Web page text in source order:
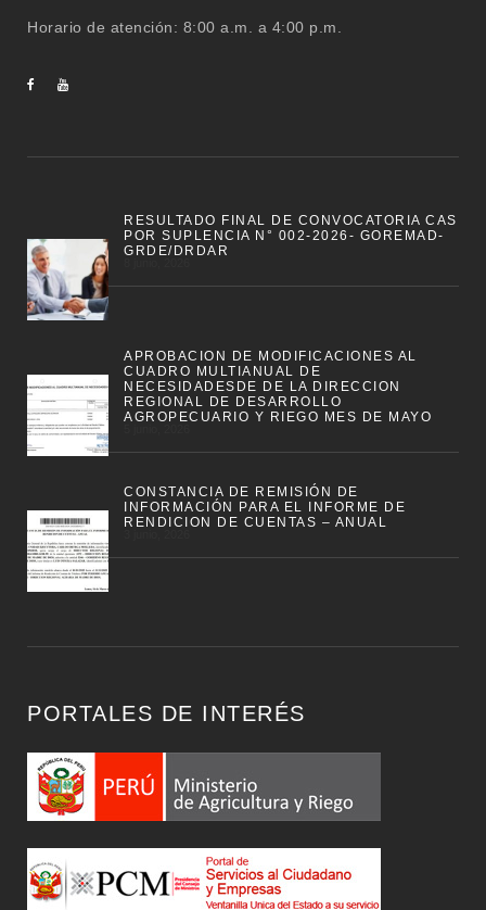
Horario de atención: 8:00 a.m. a 4:00 p.m.
RESULTADO FINAL DE CONVOCATORIA CAS
POR SUPLENCIA N° 002-2026- GOREMAD-
GRDE/DRDAR
APROBACION DE MODIFICACIONES AL
CUADRO MULTIANUAL DE
NECESIDADESDE DE LA DIRECCION
REGIONAL DE DESARROLLO
AGROPECUARIO Y RIEGO MES DE MAYO
CONSTANCIA DE REMISIÓN DE
INFORMACIÓN PARA EL INFORME DE
RENDICION DE CUENTAS – ANUAL
PORTALES DE INTERÉS